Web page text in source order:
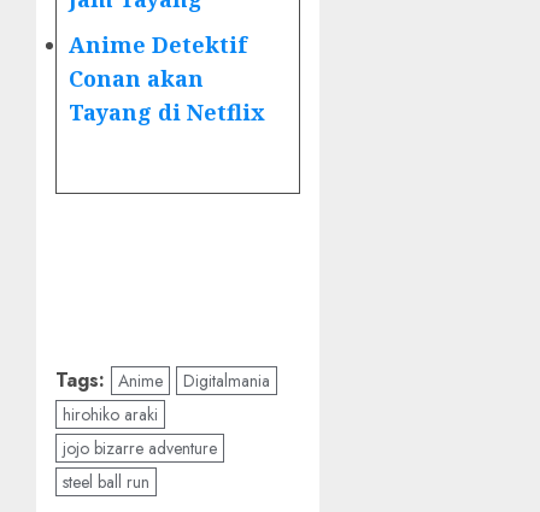
Anime Detektif
Conan akan
Tayang di Netflix
Tags: Anime
Digitalmania
hirohiko araki
jojo bizarre adventure
steel ball run